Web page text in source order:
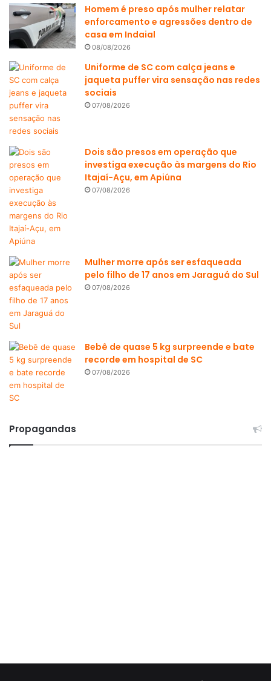
Homem é preso após mulher relatar
enforcamento e agressões dentro de
casa em Indaial
08/08/2026
Uniforme de SC com calça jeans e
jaqueta puffer vira sensação nas redes
sociais
07/08/2026
Dois são presos em operação que
investiga execução às margens do Rio
Itajaí-Açu, em Apiúna
07/08/2026
Mulher morre após ser esfaqueada
pelo filho de 17 anos em Jaraguá do Sul
07/08/2026
Bebê de quase 5 kg surpreende e bate
recorde em hospital de SC
07/08/2026
Propagandas